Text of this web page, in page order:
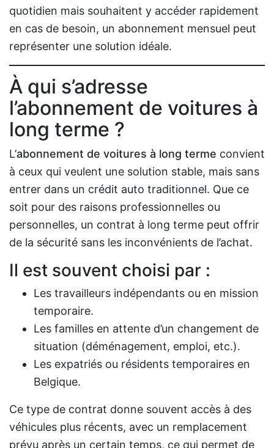
quotidien mais souhaitent y accéder rapidement
en cas de besoin, un abonnement mensuel peut
représenter une solution idéale.
À qui s’adresse
l’abonnement de voitures à
long terme ?
L’abonnement de voitures à long terme convient
à ceux qui veulent une solution stable, mais sans
entrer dans un crédit auto traditionnel. Que ce
soit pour des raisons professionnelles ou
personnelles, un contrat à long terme peut offrir
de la sécurité sans les inconvénients de l’achat.
Il est souvent choisi par :
Les travailleurs indépendants ou en mission
temporaire.
Les familles en attente d’un changement de
situation (déménagement, emploi, etc.).
Les expatriés ou résidents temporaires en
Belgique.
Ce type de contrat donne souvent accès à des
véhicules plus récents, avec un remplacement
prévu après un certain temps, ce qui permet de